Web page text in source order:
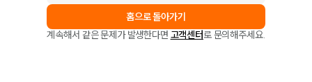
홈으로 돌아가기
계속해서 같은 문제가 발생한다면 고객센터로 문의해주세요.